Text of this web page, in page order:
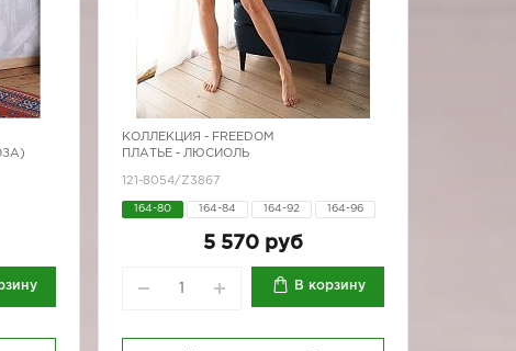
КОЛЛЕКЦИЯ - FREEDOM
ПЛАТЬЕ - ЛЮСИОЛЬ
121-8054/Z3867
164-80 164-84 164-92 164-96
5 570 руб
В корзину